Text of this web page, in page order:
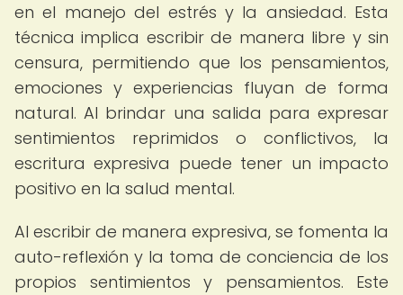
en el manejo del estrés y la ansiedad. Esta
técnica implica escribir de manera libre y sin
censura, permitiendo que los pensamientos,
emociones y experiencias fluyan de forma
natural. Al brindar una salida para expresar
sentimientos reprimidos o conflictivos, la
escritura expresiva puede tener un impacto
positivo en la salud mental.
Al escribir de manera expresiva, se fomenta la
auto-reflexión y la toma de conciencia de los
propios sentimientos y pensamientos. Este